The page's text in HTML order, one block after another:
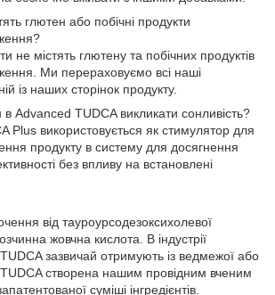
глютен або побічні продукти
не містять глютену та побічних продуктів
Ми перераховуємо всі наші
із наших сторінок продукту.
Advanced TUDCA викликати сонливість?
Plus використовується як стимулятор для
продукту в систему для досягнення
без впливу на встановлені
від тауроурсодезоксихолевої
жовчна кислота. В індустрії
зазвичай отримують із ведмежої або
створена нашим провідним вченим
суміші інгредієнтів.